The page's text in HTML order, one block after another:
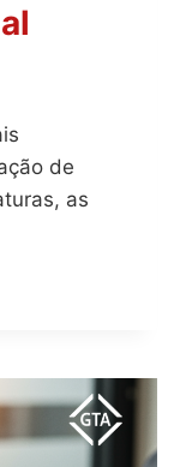
de
as